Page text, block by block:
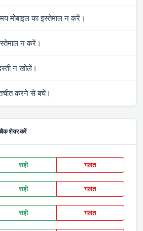
मोबाइल का इस्तेमाल न करें।
न करें।
न खोलें।
करने से बचें।
शेयर करें
सही गलत
सही गलत
सही गलत